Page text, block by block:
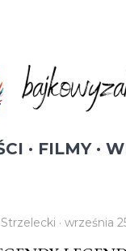
FILMY
września